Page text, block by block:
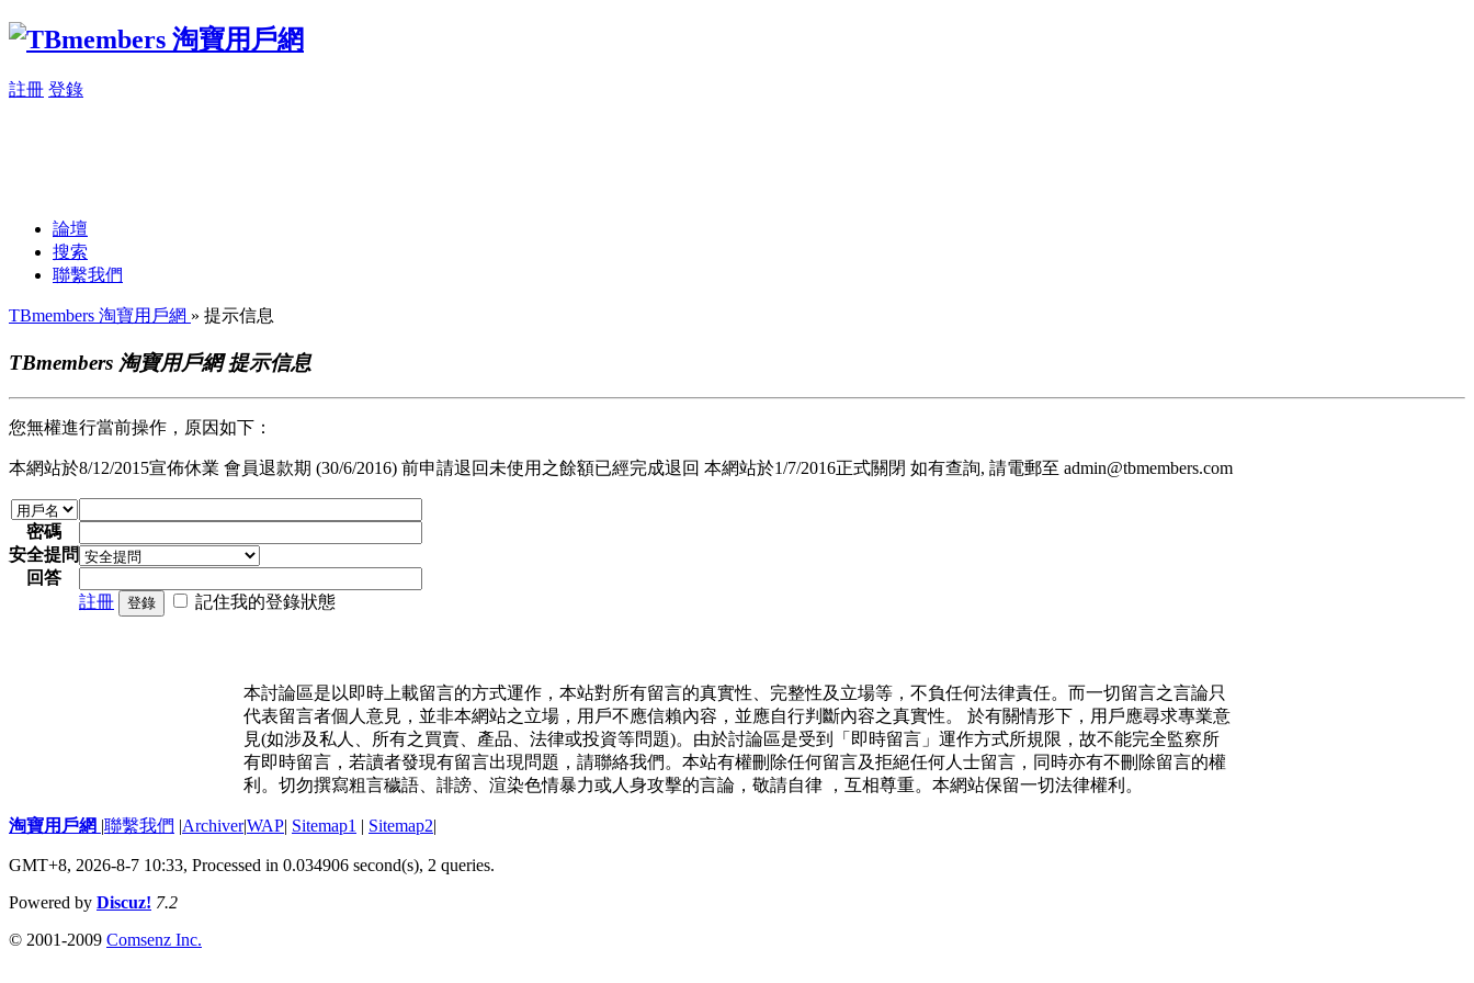
註冊 登錄
論壇
搜索
聯繫我們
TBmembers 淘寶用戶網 » 提示信息
TBmembers 淘寶用戶網 提示信息
您無權進行當前操作，原因如下：
本網站於8/12/2015宣佈休業 會員退款期 (30/6/2016) 前申請退回未使用之餘額已經完成退回 本網站於1/7/2016正式關閉 如有查詢, 請電郵至 admin@tbmembers.com
密碼
安全提問
回答
註冊
登錄 記住我的登錄狀態
本討論區是以即時上載留言的方式運作，本站對所有留言的真實性、完整性及立場等，不負任何法律責任。而一切留言之言論只
代表留言者個人意見，並非本網站之立場，用戶不應信賴內容，並應自行判斷內容之真實性。 於有關情形下，用戶應尋求專業意
見(如涉及私人、所有之買賣、產品、法律或投資等問題)。由於討論區是受到「即時留言」運作方式所規限，故不能完全監察所
有即時留言，若讀者發現有留言出現問題，請聯絡我們。本站有權刪除任何留言及拒絕任何人士留言，同時亦有不刪除留言的權
利。切勿撰寫粗言穢語、誹謗、渲染色情暴力或人身攻擊的言論，敬請自律 ，互相尊重。本網站保留一切法律權利。
淘寶用戶網 |聯繫我們 |Archiver|WAP| Sitemap1 | Sitemap2|
GMT+8, 2026-8-7 10:33, Processed in 0.034906 second(s), 2 queries.
Powered by Discuz! 7.2
© 2001-2009 Comsenz Inc.